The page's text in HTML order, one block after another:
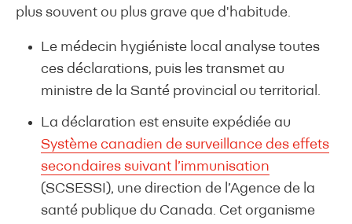
plus souvent ou plus grave que d'habitude.
Le médecin hygiéniste local analyse toutes
ces déclarations, puis les transmet au
ministre de la Santé provincial ou territorial.
La déclaration est ensuite expédiée au
Système canadien de surveillance des effets
secondaires suivant l’immunisation
(SCSESSI), une direction de l’Agence de la
santé publique du Canada. Cet organisme